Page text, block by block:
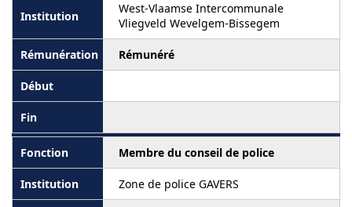
West-Vlaamse Intercommunale
Vliegveld Wevelgem-Bissegem
Rémunéré
Membre du conseil de police
Zone de police GAVERS